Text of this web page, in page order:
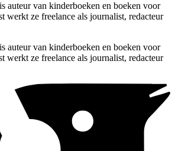
auteur van kinderboeken en boeken voor
werkt ze freelance als journalist, redacteur
auteur van kinderboeken en boeken voor
werkt ze freelance als journalist, redacteur